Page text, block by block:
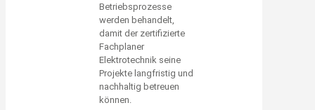
Betriebsprozesse
werden behandelt,
damit der zertifizierte
Fachplaner
Elektrotechnik seine
Projekte langfristig und
nachhaltig betreuen
können.